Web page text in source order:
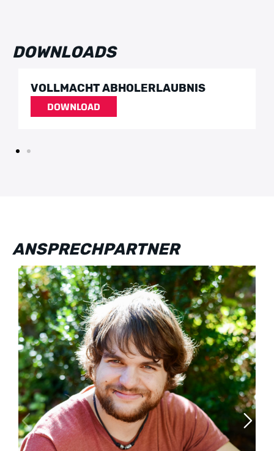
DOWNLOADS
VOLLMACHT ABHOLERLAUBNIS
DOWNLOAD
ANSPRECHPARTNER